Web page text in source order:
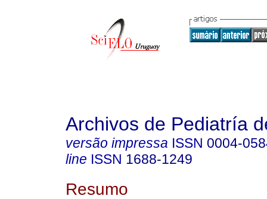
Archivos de Pediatría
versão impressa ISSN 0004-
line ISSN 1688-1249
Resumo